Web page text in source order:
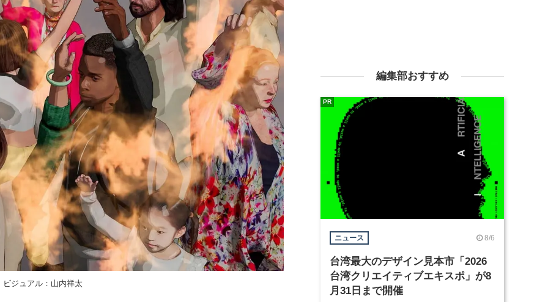
ビジュアル：山内祥太
編集部おすすめ
ニュース 8/6
台湾最大のデザイン見本市「2026
台湾クリエイティブエキスポ」が8
月31日まで開催
PR